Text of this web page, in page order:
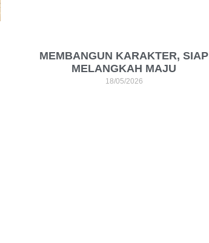
MEMBANGUN KARAKTER, SIAP
MELANGKAH MAJU
18/05/2026